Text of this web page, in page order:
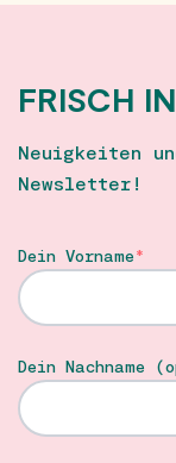
FRISCH
Neuigkeiten
Newsletter!
Dein Vorname
Dein Nachname